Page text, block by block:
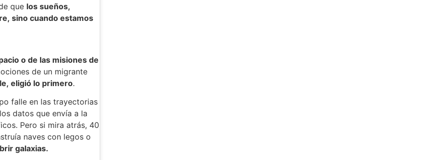
que los sueños,
sino cuando estamos
o de las misiones de
de un migrante
eligió lo primero.
falle en las trayectorias
datos que envía a la
Pero si mira atrás, 40
naves con legos o
galaxias.